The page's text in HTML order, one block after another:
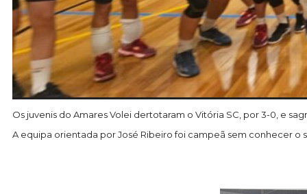
Os juvenis do Amares Volei dertotaram o Vitória SC, por 3-0, e
A equipa orientada por José Ribeiro foi campeã sem conhecer o